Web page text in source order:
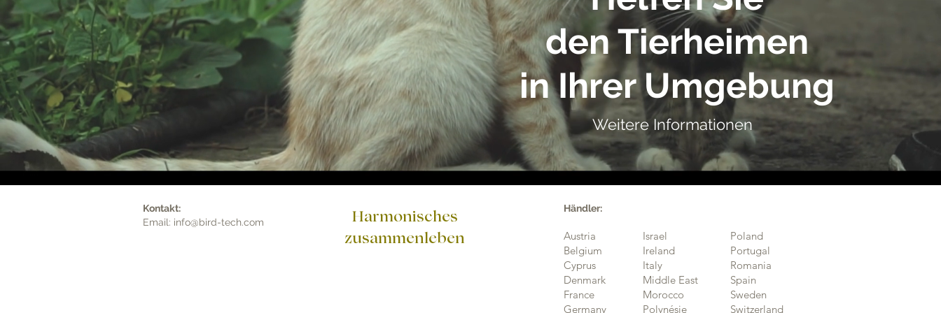
den Tierheimen
in Ihrer Umgebung
Weitere Informationen
Kontakt:
Email: info@bird-tech.com
Harmonisches
zusammenleben
Händler:
Austria
Belgium
Cyprus
Denmark
France
Germany
Israel
Ireland
Italy
Middle East
Morocco
Polynésie
Poland
Portugal
Romania
Spain
Sweden
Switzerland